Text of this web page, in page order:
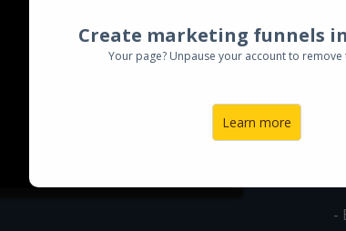
Create marketing funnels
Your page? Unpause your account to remove
Learn more
-